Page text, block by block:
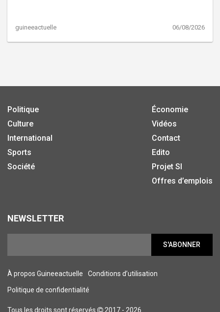
guineeactuelle 06/08/2026
Politique
Culture
International
Sports
Société
Économie
Vidéos
Contact
Edito
Projet SI
Offres d’emplois
NEWSLETTER
S'ABONNER
À propos Guineeactuelle Conditions d’utilisation
Politique de confidentialité
Tous les droits sont réservés 2017 - 2026